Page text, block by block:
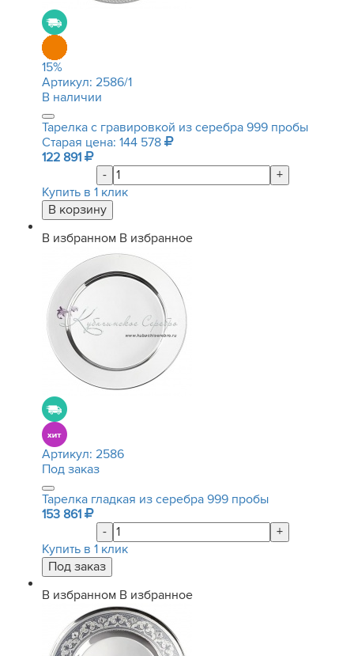
15%
Артикул: 2586/1
В наличии
Тарелка с гравировкой из серебра 999 пробы
Старая цена: 144 578
122 891
-
+
Купить в 1 клик
В избранном В избранное
Артикул: 2586
Под заказ
Тарелка гладкая из серебра 999 пробы
153 861
-
+
Купить в 1 клик
В избранном В избранное